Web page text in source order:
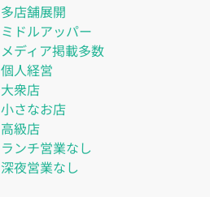
多店舗展開
ミドルアッパー
メディア掲載多数
個人経営
大衆店
小さなお店
高級店
ランチ営業なし
深夜営業なし